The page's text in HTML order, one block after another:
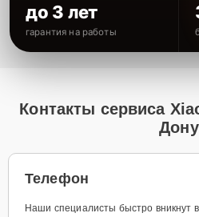
до 3 лет
гарантия на работы
Контакты сервиса
Дону
Телефон
Наши специалисты быстро вникнут